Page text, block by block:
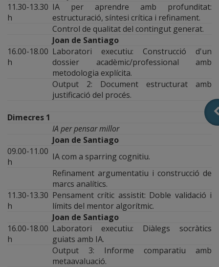
11.30-13.30
h
IA per aprendre amb profunditat:
estructuració, síntesi crítica i refinament.
Control de qualitat del contingut generat.
Joan de Santiago
16.00-18.00
h
Laboratori executiu: Construcció d'un
dossier acadèmic/professional amb
metodologia explícita.
Output 2: Document estructurat amb
justificació del procés.
Dimecres 1
IA per pensar millor
Joan de Santiago
09.00-11.00
h
IA com a sparring cognitiu.
Refinament argumentatiu i construcció de
marcs analítics.
11.30-13.30
h
Pensament crític assistit: Doble validació i
límits del mentor algorítmic.
Joan de Santiago
16.00-18.00
h
Laboratori executiu: Diàlegs socràtics
guiats amb IA.
Output 3: Informe comparatiu amb
metaavaluació.